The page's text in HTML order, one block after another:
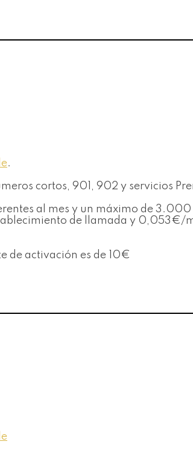
.
cortos, 901, 902 y servicios
al mes y un máximo de 3.000
de llamada y 0,053€/
de activación es de 10€